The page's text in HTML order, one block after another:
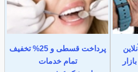
پرداخت قسطی و 25% تخفیف
تمام خدمات